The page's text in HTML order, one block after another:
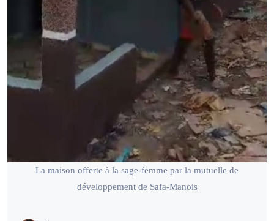
La maison offerte à la sage-femme par la mutuelle de
développement de Safa-Manois